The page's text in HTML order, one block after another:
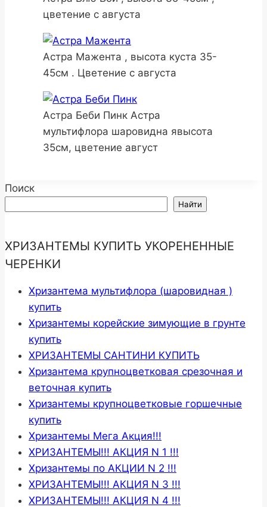
цветение с августа
Астра Мажента , высота куста 35-
45см . Цветение с августа
Астра Беби Пинк Астра
мультифлора шаровидна явысота
35см, цветение август
Поиск
Найти
ХРИЗАНТЕМЫ КУПИТЬ УКОРЕНЕННЫЕ
ЧЕРЕНКИ
Хризантема мультифлора (шаровидная )
купить
Хризантемы корейские зимующие в грунте
купить
ХРИЗАНТЕМЫ САНТИНИ КУПИТЬ
Хризантема крупноцветковая срезочная и
веточная купить
Хризантемы крупноцветковые горшечные
купить
Хризантемы Мега Акция!!!
ХРИЗАНТЕМЫ!!! АКЦИЯ N 1 !!!
Хризантемы по АКЦИИ N 2 !!!
ХРИЗАНТЕМЫ!!! АКЦИЯ N 3 !!!
ХРИЗАНТЕМЫ!!! АКЦИЯ N 4 !!!